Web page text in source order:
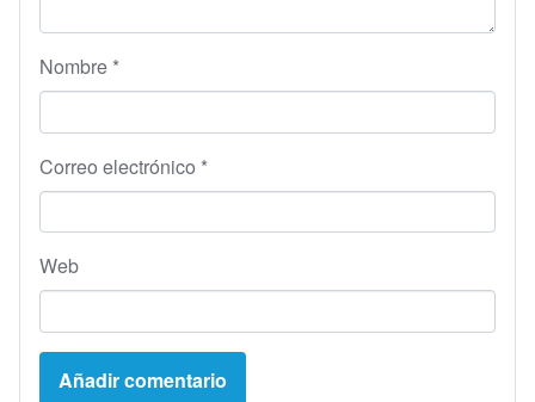
Nombre *
Correo electrónico *
Web